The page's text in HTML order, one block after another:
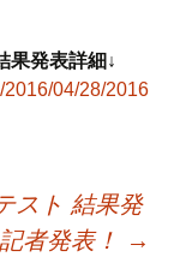
果発表詳細↓
2016/04/28/2016
スト 結果発
者発表！ →